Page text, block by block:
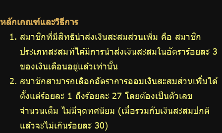
หลักเกณฑ์และวิธีการ
สมาชิกที่มีสิทธินำส่งเงินสะสมส่วนเพิ่ม คือ สมาชิก
ประเภทสะสมที่ได้มีการนำส่งเงินสะสมในอัตราร้อยละ 3
ของเงินเดือนอยู่แล้วเท่านั้น
สมาชิกสามารถเลือกอัตราการออมเงินสะสมส่วนเพิ่มได้
ตั้งแต่ร้อยละ 1 ถึงร้อยละ 27 โดยต้องเป็นตัวเลข
จำนวนเต็ม ไม่มีจุดทศนิยม (เมื่อรวมกับเงินสะสมปกติ
แล้วจะไม่เกินร้อยละ 30)